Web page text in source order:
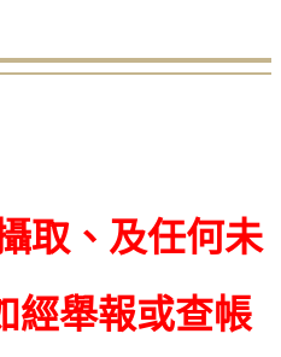
取、及任何未
經舉報或查帳